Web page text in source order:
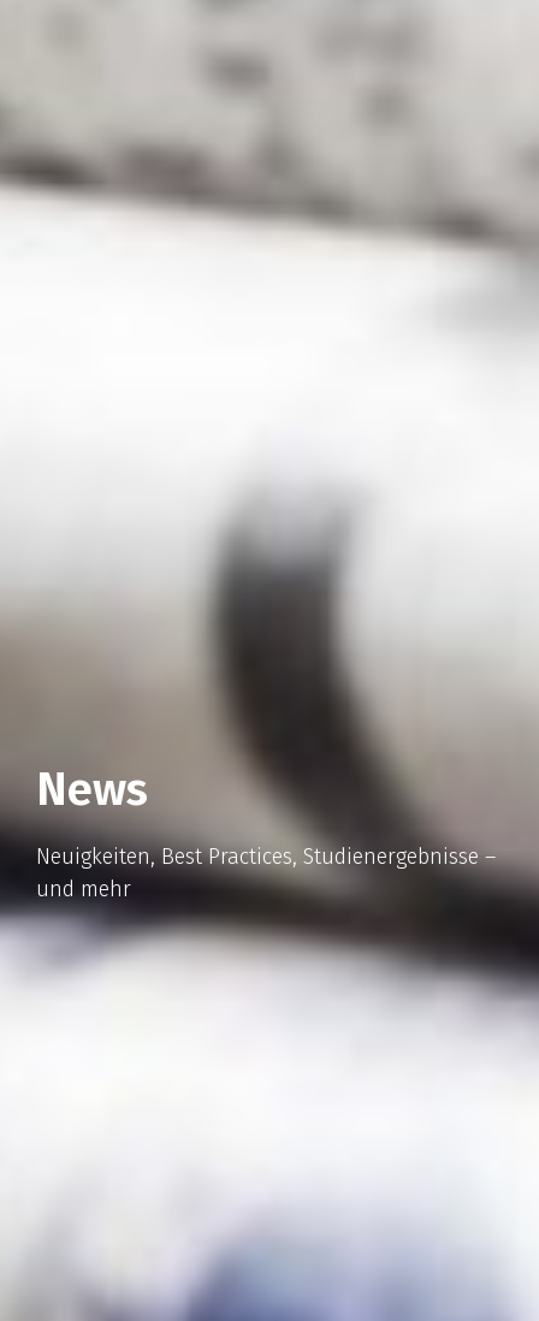
News
Neuigkeiten, Best Practices, Studienergebnisse –
und mehr